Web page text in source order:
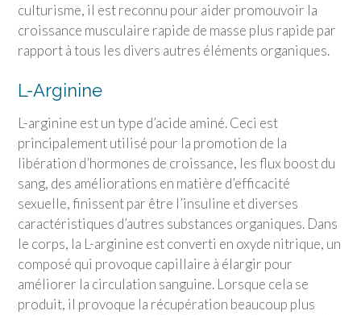
culturisme, il est reconnu pour aider promouvoir la
croissance musculaire rapide de masse plus rapide par
rapport à tous les divers autres éléments organiques.
L-Arginine
L-arginine est un type d’acide aminé. Ceci est
principalement utilisé pour la promotion de la
libération d’hormones de croissance, les flux boost du
sang, des améliorations en matière d’efficacité
sexuelle, finissent par être l’insuline et diverses
caractéristiques d’autres substances organiques. Dans
le corps, la L-arginine est converti en oxyde nitrique, un
composé qui provoque capillaire à élargir pour
améliorer la circulation sanguine. Lorsque cela se
produit, il provoque la récupération beaucoup plus